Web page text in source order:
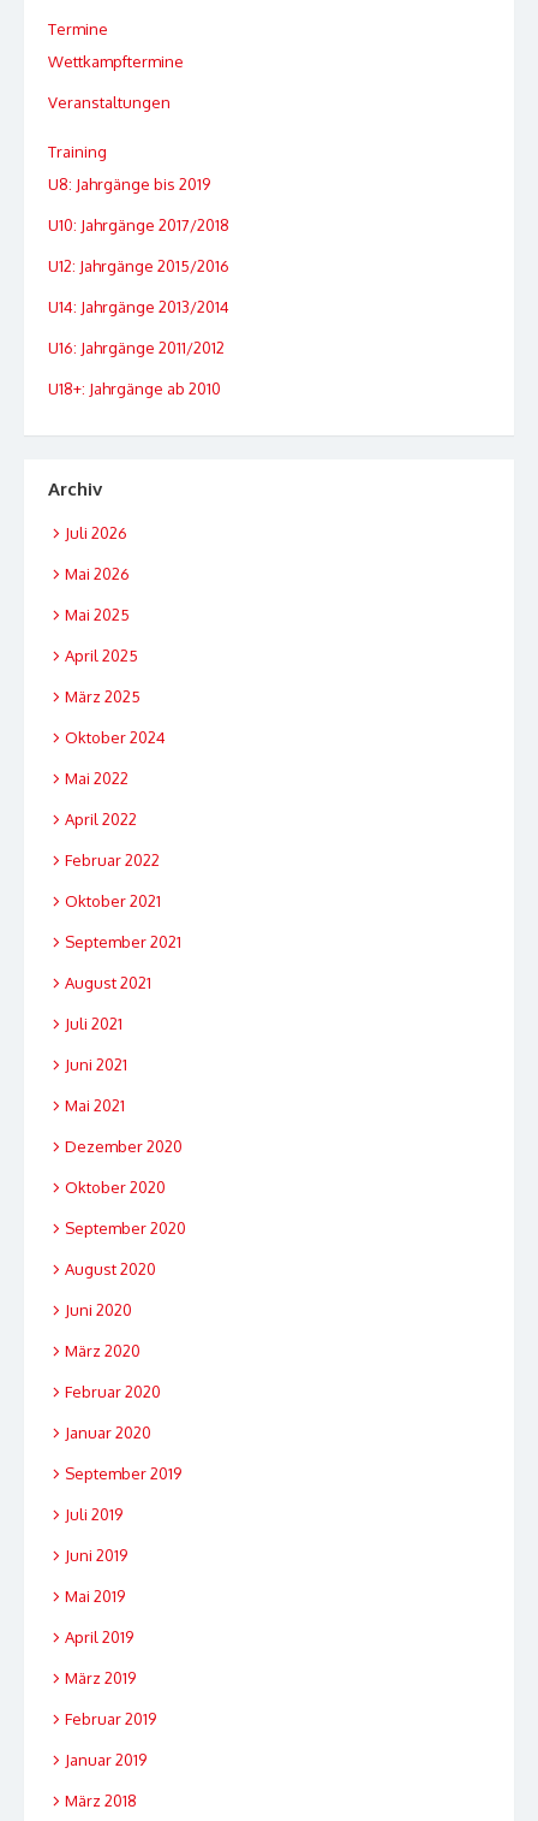
Termine
Wettkampftermine
Veranstaltungen
Training
U8: Jahrgänge bis 2019
U10: Jahrgänge 2017/2018
U12: Jahrgänge 2015/2016
U14: Jahrgänge 2013/2014
U16: Jahrgänge 2011/2012
U18+: Jahrgänge ab 2010
Archiv
Juli 2026
Mai 2026
Mai 2025
April 2025
März 2025
Oktober 2024
Mai 2022
April 2022
Februar 2022
Oktober 2021
September 2021
August 2021
Juli 2021
Juni 2021
Mai 2021
Dezember 2020
Oktober 2020
September 2020
August 2020
Juni 2020
März 2020
Februar 2020
Januar 2020
September 2019
Juli 2019
Juni 2019
Mai 2019
April 2019
März 2019
Februar 2019
Januar 2019
März 2018